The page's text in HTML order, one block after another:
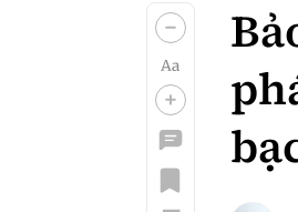
Góp ý phản
Multimedia
Video